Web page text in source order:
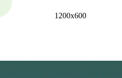
1200х600